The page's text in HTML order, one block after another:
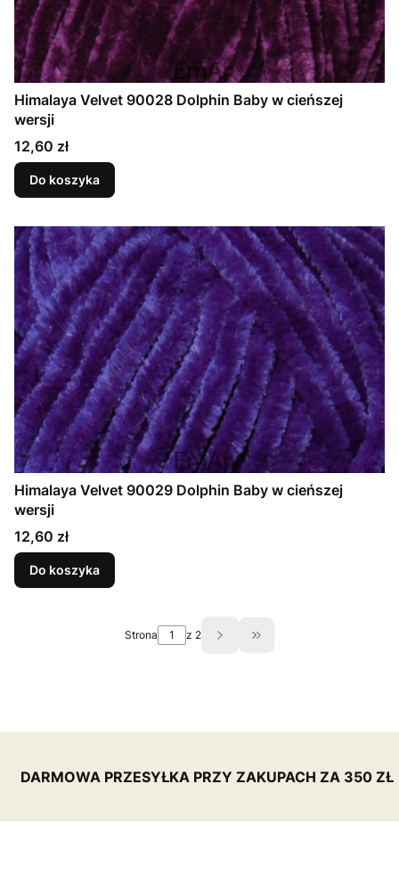
Himalaya Velvet 90028 Dolphin Baby w cieńszej
wersji
Cena
12,60 zł
Do koszyka
Himalaya Velvet 90029 Dolphin Baby w cieńszej
wersji
Cena
12,60 zł
Do koszyka
Strona z 2 Przejdź do ostatniej
DARMOWA PRZESYŁKA PRZY ZAKUPACH ZA 350 ZŁ